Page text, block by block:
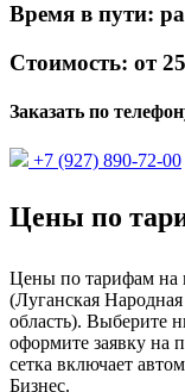
Время в пути:
Стоимость: от
Заказать по
+7 (927) 890-72-00
Цены по
Цены по тарифам на
(Луганская
область). Выберите
оформите заявку на
сетка включает
Бизнес.